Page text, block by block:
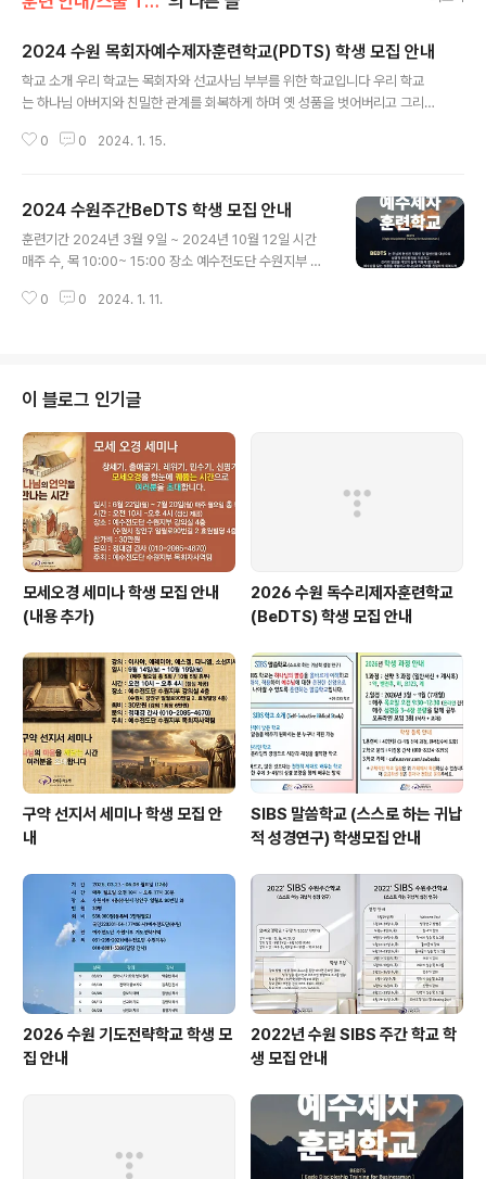
2024 수원 목회자예수제자훈련학교(PDTS) 학생 모집 안내
학교 소개 우리 학교는 목회자와 선교사님 부부를 위한 학교입니다 우리 학교
는 하나님 아버지와 친밀한 관계를 회복하게 하며 옛 성품을 벗어버리고 그리스
음을 깨닫게 하는데 목적을 둡니다 우리 학교는 부름 받은 사역자로서 하나님
님, 강도사님, 전도사님, 선교사님 부부를 초청합니다 학교 일정 목회자로서의
삶에 대한 성경적인 원칙들을 강의로 듣고 이 원칙을 겸손과 섬김의 마음으로
실제적인 삶에 적용하며 이를 통해 성숙한 그리스도의 제자가 되는 과정입니다
0 0 2024. 1. 15.
2024 수원주간BeDTS 학생 모집 안내
훈련기간 2024년 3월 9일 ~ 2024년 10월 12일 시간
매주 수, 목 10:00~ 15:00 장소 예수전도단 수원지부 사
할 납부 가능 (전도여행 비용 별도) 접수 경기도 수원시 장
0 0 2024. 1. 11.
이 블로그 인기글
모세오경 세미나 학생 모집 안내
(내용 추가)
2026 수원 독수리제자훈련학교
(BeDTS) 학생 모집 안내
구약 선지서 세미나 학생 모집 안
내
SIBS 말씀학교 (스스로 하는 귀납
적 성경연구) 학생모집 안내
2026 수원 기도전략학교 학생 모
집 안내
2022년 수원 SIBS 주간 학교 학
생 모집 안내